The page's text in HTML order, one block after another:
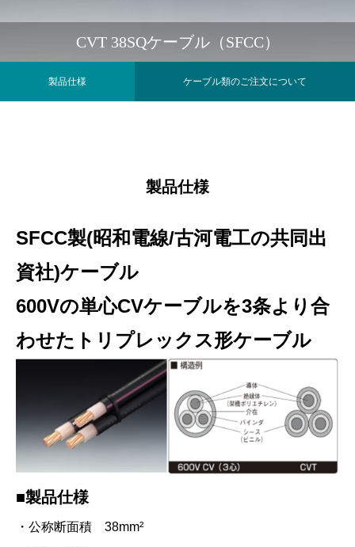
CVT 38SQケーブル（SFCC）
製品仕様 ケーブル類のご注文について
製品仕様
SFCC製(昭和電線/古河電工の共同出
資社)ケーブル
600Vの単心CVケーブルを3条より合
わせたトリプレックス形ケーブル
■製品仕様
・公称断面積 38mm²